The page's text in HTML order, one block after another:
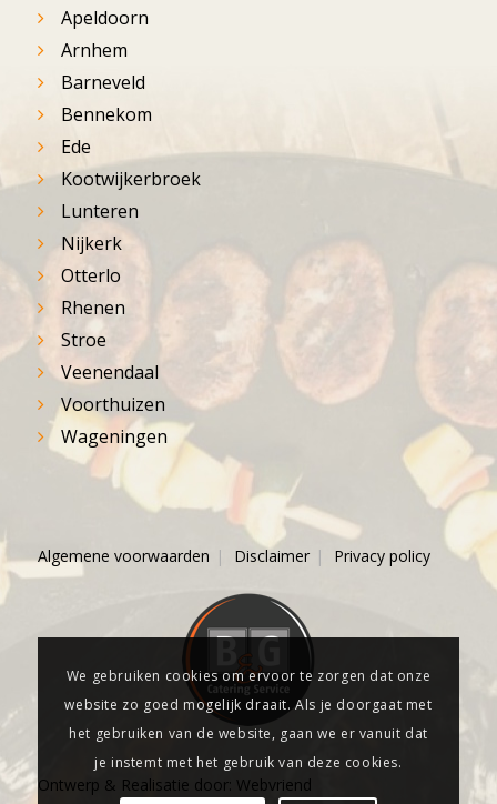
Apeldoorn
Arnhem
Barneveld
Bennekom
Ede
Kootwijkerbroek
Lunteren
Nijkerk
Otterlo
Rhenen
Stroe
Veenendaal
Voorthuizen
Wageningen
Algemene voorwaarden Disclaimer Privacy policy
Ontwerp & Realisatie door: Webvriend
We gebruiken cookies om ervoor te zorgen dat onze
website zo goed mogelijk draait. Als je doorgaat met
het gebruiken van de website, gaan we er vanuit dat
je instemt met het gebruik van deze cookies.